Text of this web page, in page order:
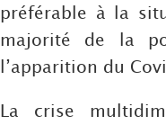
préférable à la
majorité de la
l’apparition du
La crise